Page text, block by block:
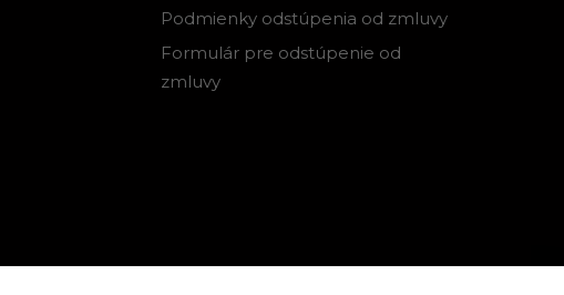
Podmienky odstúpenia od zmluvy
Formulár pre odstúpenie od
zmluvy